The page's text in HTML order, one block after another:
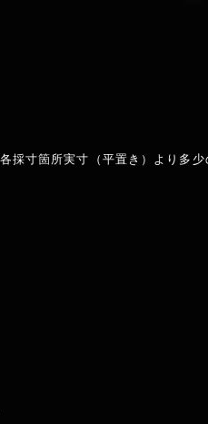
採寸箇所実寸（平置き）より多少